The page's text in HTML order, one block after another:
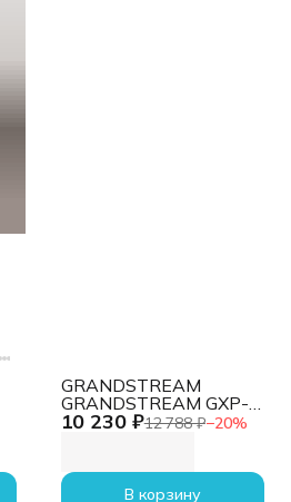
10 230 ₽12 788 ₽−20%
GRANDSTREAM
GRANDSTREAM GXP-
2140 Телефон , VoIP 2
линий, цветной TFT
дисплей 480x272, HD
В корзину